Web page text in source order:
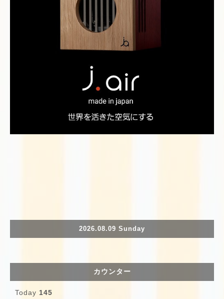
2026.08.09 Sunday
カウンター
Today 145